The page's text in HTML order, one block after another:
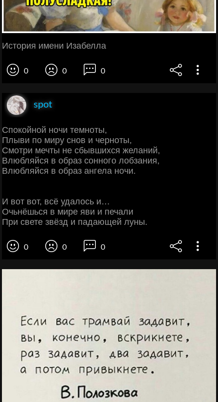
История имени Изабелла
0 0 0
spot
Спокойной ночи темноты,
Плыви по миру снов и черноты,
Смотри мечты не сбывшихся желаний,
Влюбляйся в образ сонного лобзания,
Влюбляйся в образ ангела ночи.
И вот вот, всё удалось и…
Очьнёшься в мире яви и печали
При свете звёзд и падающей луны.
0 0 0